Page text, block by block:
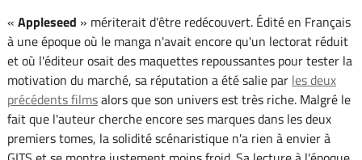
« Appleseed » mériterait d'être redécouvert. Édité en Français
à une époque où le manga n'avait encore qu'un lectorat réduit
et où l'éditeur osait des maquettes repoussantes pour tester la
motivation du marché, sa réputation a été salie par les deux
précédents filmsalors que son univers est très riche. Malgré le
fait que l'auteur cherche encore ses marques dans les deux
premiers tomes, la solidité scénaristique n'a rien à envier à